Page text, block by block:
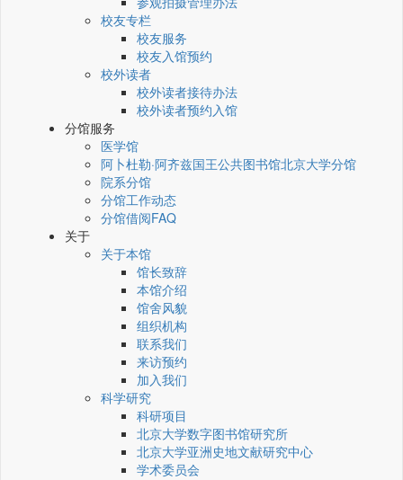
校友专栏
校友服务
校友入馆预约
校外读者
校外读者接待办法
校外读者预约入馆
分馆服务
医学馆
阿卜杜勒·阿齐兹国王公共图书馆北京大学分馆
院系分馆
分馆工作动态
分馆借阅FAQ
关于
关于本馆
馆长致辞
本馆介绍
馆舍风貌
组织机构
联系我们
来访预约
加入我们
科学研究
科研项目
北京大学数字图书馆研究所
北京大学亚洲史地文献研究中心
学术委员会